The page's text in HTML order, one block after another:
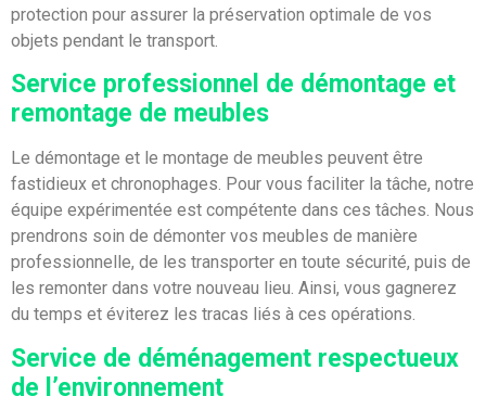
protection pour assurer la préservation optimale de vos
objets pendant le transport.
Service professionnel de démontage et
remontage de meubles
Le démontage et le montage de meubles peuvent être
fastidieux et chronophages. Pour vous faciliter la tâche, notre
équipe expérimentée est compétente dans ces tâches. Nous
prendrons soin de démonter vos meubles de manière
professionnelle, de les transporter en toute sécurité, puis de
les remonter dans votre nouveau lieu. Ainsi, vous gagnerez
du temps et éviterez les tracas liés à ces opérations.
Service de déménagement respectueux
de l’environnement